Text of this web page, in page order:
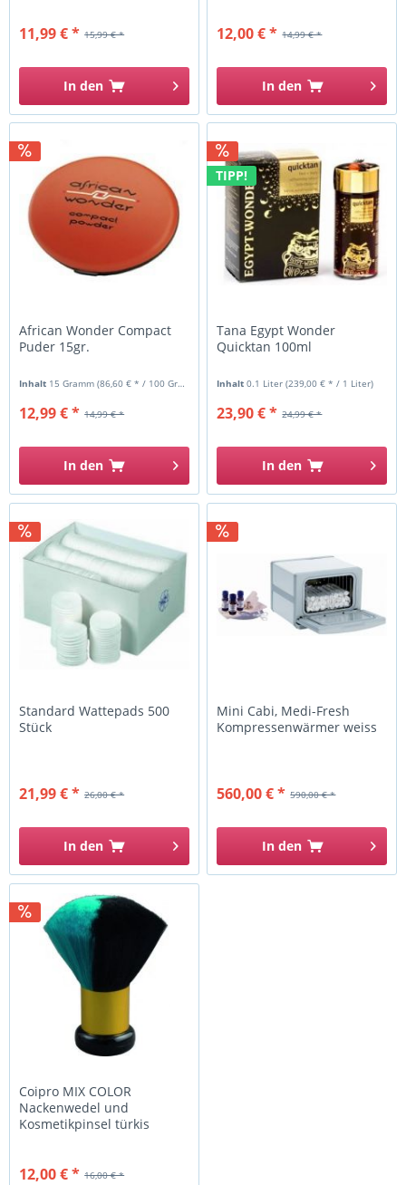
15,99 € *
11,99 € *
In den
14,99 € *
12,00 € *
In den
African Wonder Compact
Puder 15gr.
Inhalt 15 Gramm(86,60 € * / 100 Gramm)
14,99 € *
12,99 € *
In den
TIPP!
Tana Egypt Wonder
Quicktan 100ml
Inhalt0.1 Liter(239,00 € * / 1 Liter)
24,99 € *
23,90 € *
In den
Standard Wattepads 500
Stück
26,00 € *
21,99 € *
In den
Mini Cabi, Medi-Fresh
Kompressenwärmer weiss
590,00 € *
560,00 € *
In den
Coipro MIX COLOR
Nackenwedel und
Kosmetikpinsel türkis
16,00 € *
12,00 € *